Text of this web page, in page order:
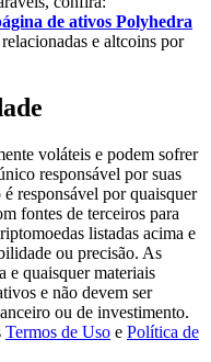
Bonus
APR
de ativos Polyhedra
e altcoins por
voláteis e podem sofrer
responsável por suas
responsável por quaisquer
fontes de terceiros para
listadas acima e
ou precisão. As
e quaisquer materiais
e não devem ser
ou de investimento.
Termos de Uso e Política de